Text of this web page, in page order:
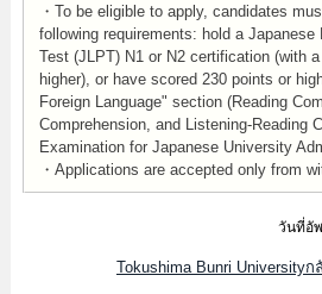
・To be eligible to apply, candidates
following requirements: hold a Japanese
Test (JLPT) N1 or N2 certification (with
higher), or have scored 230 points or
Foreign Language" section (Reading
Comprehension, and Listening-Reading
Examination for Japanese University
・Applications are accepted only from
วันที่อั
Tokushima Bunri University